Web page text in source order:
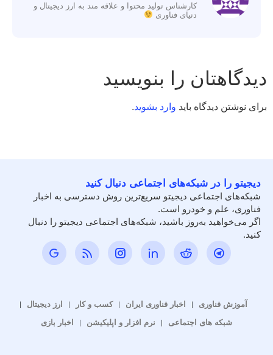
کارشناس تولید محتوا و علاقه مند به ارز دیجیتال و
دنیای فناوری
دیدگاهتان را بنویسید
برای نوشتن دیدگاه باید وارد بشوید.
دیجیتو را در شبکه‌های اجتماعی دنبال کنید
شبکه‌های اجتماعی دیجیتو سریع‌ترین روش دسترسی به اخبار
فناوری، علم و خودرو است.
اگر می‌خواهید به‌روز باشید، شبکه‌های اجتماعی دیجیتو را دنبال
کنید.
آموزش فناوری اخبار فناوری ایران کسب و کار
ارز دیجیتال
شبکه های اجتماعی
نرم افزار و اپلیکیشن اخبار بازی